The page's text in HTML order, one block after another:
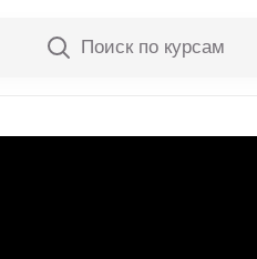
Поиск по курсам